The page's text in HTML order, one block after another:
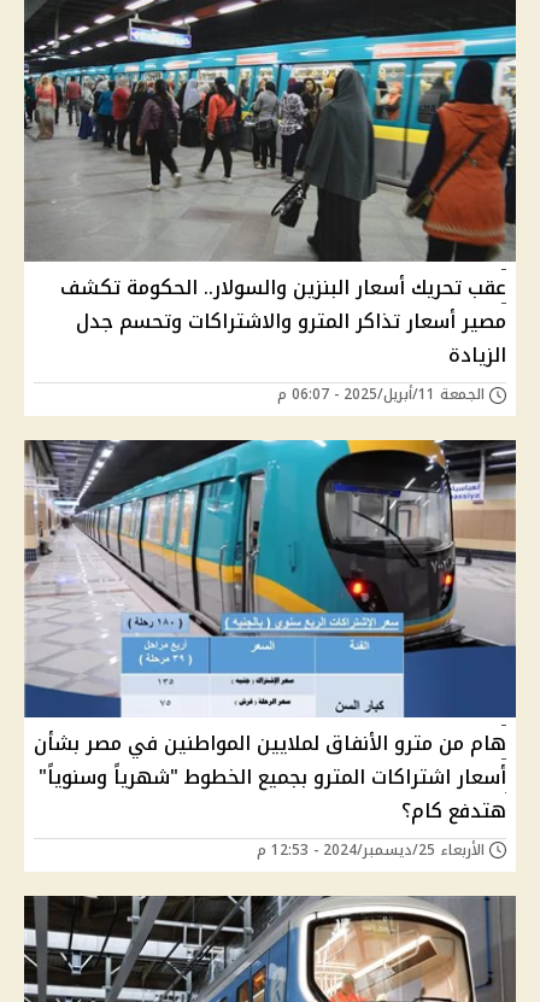
عقب تحريك أسعار البنزين والسولار.. الحكومة تكشف
مصير أسعار تذاكر المترو والاشتراكات وتحسم جدل
الزيادة
الجمعة 11/أبريل/2025 - 06:07 م
هام من مترو الأنفاق لملايين المواطنين في مصر بشأن
أسعار اشتراكات المترو بجميع الخطوط "شهرياً وسنوياً"
هتدفع كام؟
الأربعاء 25/ديسمبر/2024 - 12:53 م